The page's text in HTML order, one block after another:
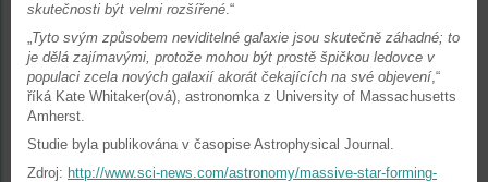
skutečnosti být velmi rozšířené.“
„Tyto svým způsobem neviditelné galaxie jsou skutečně záhadné; to
je dělá zajímavými, protože mohou být prostě špičkou ledovce v
populaci zcela nových galaxií akorát čekajících na své objevení,“
říká Kate Whitaker(ová), astronomka z University of Massachusetts
Amherst.
Studie byla publikována v časopise Astrophysical Journal.
Zdroj: http://www.sci-news.com/astronomy/massive-star-forming-